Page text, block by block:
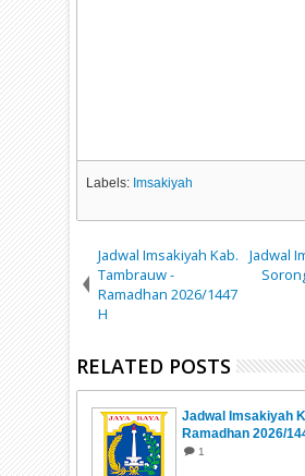
Labels: Imsakiyah
Jadwal Imsakiyah Kab.
Tambrauw -
Ramadhan 2026/1447
H
Jadwal
RELATED POSTS
Jadwal Imsakiyah
Ramadhan 2026/
1